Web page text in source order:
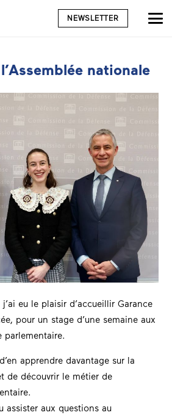
NEWSLETTER
nationale
eu le plaisir d’accueillir Garance
pour un stage d’une semaine aux
parlementaire.
apprendre davantage sur la
de découvrir le métier de
assister aux questions au